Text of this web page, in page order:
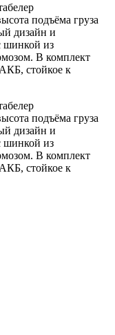
подъёма груза
дизайн и
шинкой из
В комплект
стойкое к
подъёма груза
дизайн и
шинкой из
В комплект
стойкое к